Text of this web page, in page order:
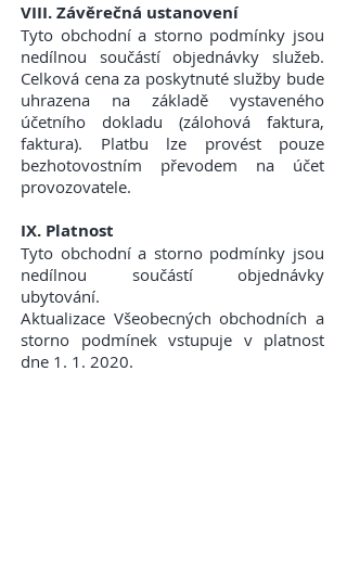
VIII. Závěrečná ustanovení
Tyto obchodní a storno podmínky jsou
nedílnou součástí objednávky služeb.
Celková cena za poskytnuté služby bude
uhrazena na základě vystaveného
účetního dokladu (zálohová faktura,
faktura). Platbu lze provést pouze
bezhotovostním převodem na účet
provozovatele.
IX. Platnost
Tyto obchodní a storno podmínky jsou
nedílnou součástí objednávky
ubytování.
Aktualizace Všeobecných obchodních a
storno podmínek vstupuje v platnost
dne 1. 1. 2020.